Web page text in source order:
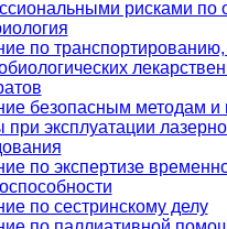
рисками по
по
безопасным методам и
при эксплуатации
по экспертизе
по сестринскому делу